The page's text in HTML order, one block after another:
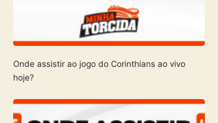
Onde assistir ao jogo do Corinthians ao vivo
hoje?